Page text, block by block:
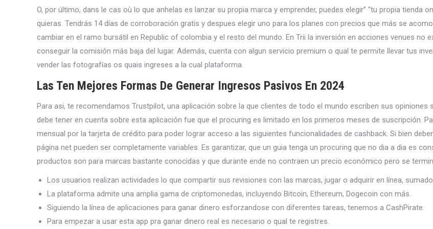
O, por último, dans le cas où lo que anhelas es lanzar su propia marca y emprender, puedes elegir” “tu propia
quieras. Tendrás 14 días de corroboración gratis y despues elegir uno para los planes con precios que más se
cambiar en el ramo bursátil en Republic of colombia y el resto del mundo. En Trii la inversión en acciones venues
conseguir la comisión más baja del lugar. Además, cuenta con algun servicio premium o qual te permite llevar tus
vender las fotografías os quais ingreses a la cual plataforma.
Las Ten Mejores Formas De Generar Ingresos Pasivos En 2024
Para asi, te recomendamos Trustpilot, una aplicación sobre la que clientes de todo el mundo escriben sus
debe tener en cuenta sobre esta aplicación fue que el procuring es limitado en los primeros meses de suscripción.
mensual por la tarjeta de crédito para poder lograr acceso a las siguientes funcionalidades de cashback. Si bien
página net pueden ser completamente variables. Es garantizar, que un guia tenga un procuring que no dia a dia es
productos son para marcas bastante conocidas y que durante ende no contraen un precio económico pero se
Los usuarios realizan actividades lo que compartir sus revisiones con las marcas, jugar o adquirir en línea,
La plataforma admite una amplia gama de criptomonedas, incluyendo Bitcoin, Ethereum, Dogecoin con más.
Siguiendo la línea de aplicaciones para ganar dinero esforzandose con diferentes tareas, tenemos a CashPirate.
Para empezar a usar esta app pra ganar dinero real es necesario o qual te registres.